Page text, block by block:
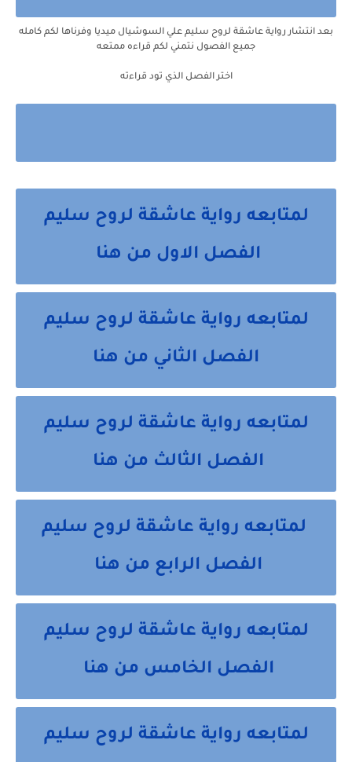
بعد انتشار رواية عاشقة لروح سليم علي السوشيال ميديا وفرناها لكم كامله
جميع الفصول نتمني لكم قراءه ممتعه
اختر الفصل الذي تود قراءته
لمتابعه رواية عاشقة لروح سليم
الفصل الاول من هنا
لمتابعه رواية عاشقة لروح سليم
الفصل الثاني من هنا
لمتابعه رواية عاشقة لروح سليم
الفصل الثالث من هنا
لمتابعه رواية عاشقة لروح سليم
الفصل الرابع من هنا
لمتابعه رواية عاشقة لروح سليم
الفصل الخامس من هنا
لمتابعه رواية عاشقة لروح سليم